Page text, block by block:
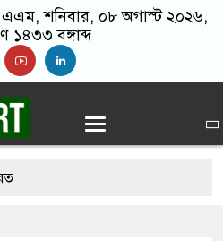
এএম, শনিবার, ০৮ অগাস্ট ২০২৬,
১৪৩৩ বঙ্গাব্দ